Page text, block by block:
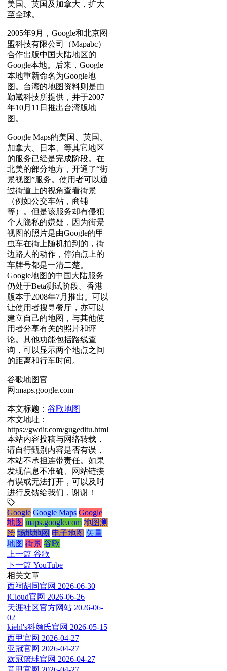
美国、英国及加拿大，扩大
至全球。
2005年9月，Google和北京图
盟科技有限公司（Mapabc）
合作出版中国大陆地区的
Google本地。后来，Google
本地重新命名为Google地
图。台湾的地图资料则是由
勤崴科技所提供，并于2007
年10月11日推出台湾版地
图。
Google Maps的美国、英国、
加拿大、日本、等其它地区
的服务已经是完成阶段。在
北美的部分地方，开通了“街
景视图”服务。使用者可以通
过街道上的视角查看街景
（例如公交车站，商铺
等）。但是该服务却有侵犯
个人隐私的嫌疑，因为街景
视图的照片是由Google的甲
虫车在街上随机拍到的，街
边路人的动作，停泊点上的
车牌号都是一清二楚。
Google地图的中国大陆服务
仍处于Beta测试阶段。香港
版本于2008年7月推出。可以
让使用者搜寻餐厅，亦可以
建立自己的地图，与其他使
用者分享有关的照片和评
论。其他功能包括路线查
询，可以显示两个地点之间
的距离和行车时间。
谷歌地图官
网:maps.google.com
本文标题： 谷歌地图
本文地址：
https://gwdir.com/gugeditu.html
本站内容投稿与网络转载，
请自行甄别内容是否有误，
本站不承担连带责任。如果
发现信息不准确、网站链接
有误或无法打开，可以及时
进行反馈给我们，谢谢！
Google Google Maps Google
地图 maps.google.com 地图测
绘 场地地图 电子地图 矢量
地图 街景 谷歌
上一篇 谷歌
下一篇 YouTube
相关文章
西祠胡同官网 2026-06-30
iCloud官网 2026-06-26
天涯社区官方网站 2026-06-
02
kiehl's科颜氏官网 2026-05-15
西甲官网 2026-04-27
亚冠官网 2026-04-27
欧冠篮球官网 2026-04-27